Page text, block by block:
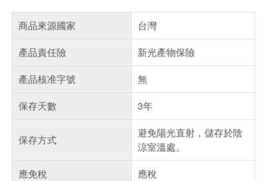
商品來源國家
台灣
產品責任險
新光產物保險
產品核准字號
無
保存天數
3年
保存方式
避免陽光直射，儲存於陰
涼室溫處。
應免稅
應稅